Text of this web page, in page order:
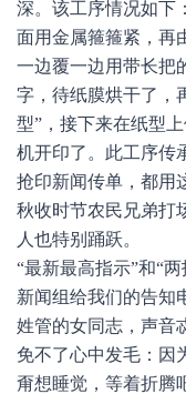
深。该工序情况如下
面用金属箍箍紧，再
一边覆一边用带长把
字，待纸膜烘干了
型”，接下来在纸型
机开印了。此工序传
抢印新闻传单，都用
秋收时节农民兄弟打
人也特别踊跃。
“最新最高指示”和“
新闻组给我们的告知
姓管的女同志，声音
免不了心中发毛：因
甭想睡觉，等着折腾